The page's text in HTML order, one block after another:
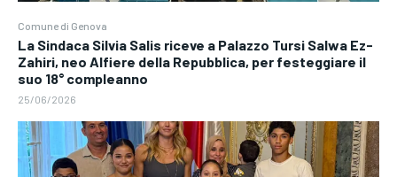
Comune di Genova
La Sindaca Silvia Salis riceve a Palazzo Tursi Salwa Ez-
Zahiri, neo Alfiere della Repubblica, per festeggiare il
suo 18° compleanno
25/06/2026